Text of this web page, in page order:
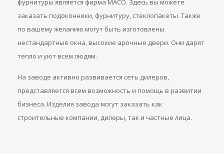
фурнитуры является фирма MACO. Здесь вы можете
заказать подоконники, фурнитуру, стеклопакеты. Также
по вашему желанию могут быть изготовлены
нестандартные окна, высокие арочные двери. Они дарят
тепло и уют всем людям.
На заводе активно развивается сеть дилеров,
представляется всем возможность и помощь в развитии
бизнеса. Изделия завода могут заказать как
строительные компании, дилеры, так и частные лица.